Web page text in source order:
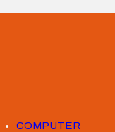
COMPUTER